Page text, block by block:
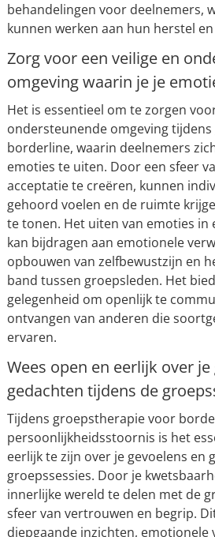
behandelingen voor deelnemers,
kunnen werken aan hun herstel
Zorg voor een veilige en
omgeving waarin je je
Het is essentieel om te zorgen
ondersteunende omgeving
borderline, waarin deelnemers
emoties te uiten. Door een sfeer
acceptatie te creëren, kunnen
gehoord voelen en de ruimte
te tonen. Het uiten van emoties in
kan bijdragen aan emotionele
opbouwen van zelfbewustzijn en
band tussen groepsleden. Het
gelegenheid om openlijk te
ontvangen van anderen die
ervaren.
Wees open en eerlijk over
gedachten tijdens de
Tijdens groepstherapie voor
persoonlijkheidsstoornis is het
eerlijk te zijn over je gevoelens en
groepssessies. Door je
innerlijke wereld te delen met de
sfeer van vertrouwen en begrip.
diepgaande inzichten, emotionele